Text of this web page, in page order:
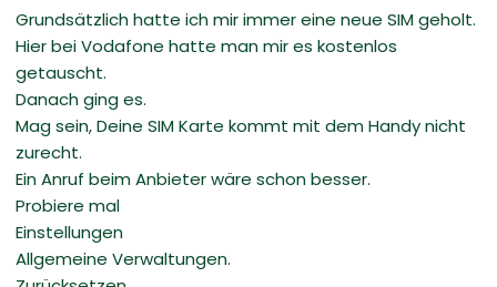
Grundsätzlich hatte ich mir immer eine neue SIM geholt.
Hier bei Vodafone hatte man mir es kostenlos
getauscht.
Danach ging es.
Mag sein, Deine SIM Karte kommt mit dem Handy nicht
zurecht.
Ein Anruf beim Anbieter wäre schon besser.
Probiere mal
Einstellungen
Allgemeine Verwaltungen.